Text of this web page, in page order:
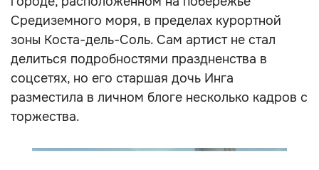
Средиземного моря, в пределах курортной
зоны Коста-дель-Соль. Сам артист не стал
делиться подробностями праздненства в
соцсетях, но его старшая дочь Инга
разместила в личном блоге несколько кадров с
торжества.